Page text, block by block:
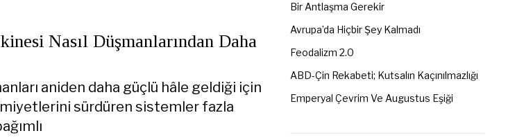
Nasıl Düşmanlarından Daha
aniden daha güçlü hâle geldiği için
sürdüren sistemler fazla
Bir Antlaşma Gerekir
Avrupa’da Hiçbir Şey Kalmadı
Feodalizm 2.0
ABD-Çin Rekabeti; Kutsalın Kaçınılmazlığı
Emperyal Çevrim Ve Augustus Eşiği